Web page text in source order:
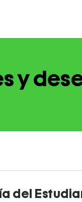
y
del